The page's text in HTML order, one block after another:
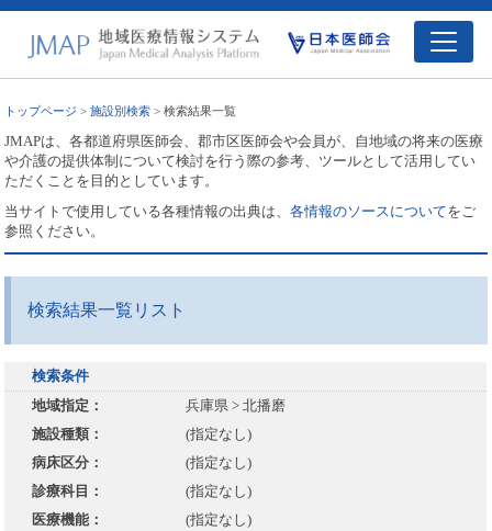
トップページ >施設別検索 > 検索結果一覧
JMAPは、各都道府県医師会、郡市区医師会や会員が、自地域の将来の医療
や介護の提供体制について検討を行う際の参考、ツールとして活用してい
ただくことを目的としています。
当サイトで使用している各種情報の出典は、各情報のソースについてをご
参照ください。
検索結果一覧リスト
検索条件
地域指定：
兵庫県 > 北播磨
施設種類：
(指定なし)
病床区分：
(指定なし)
診療科目：
(指定なし)
医療機能：
(指定なし)